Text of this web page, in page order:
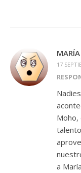
17
Moho,
a